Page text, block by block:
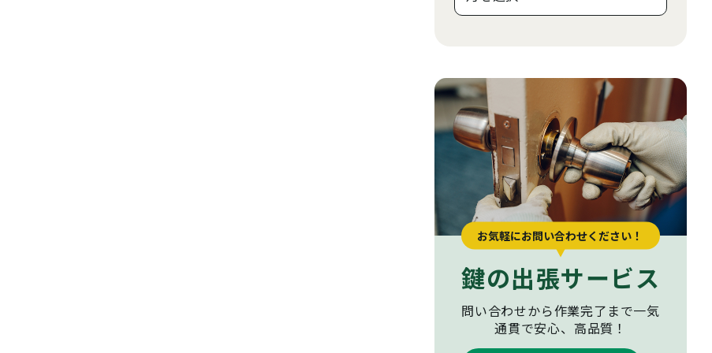
お気軽にお問い合わせください！
鍵の出張サービス
問い合わせから作業完了まで一気
通貫で安心、高品質！